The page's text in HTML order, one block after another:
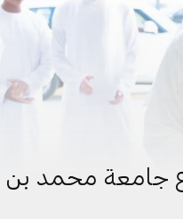
جامعة محمد بن